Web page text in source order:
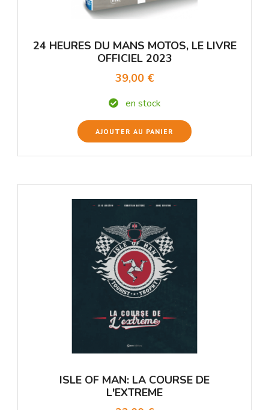
24 HEURES DU MANS MOTOS, LE LIVRE
OFFICIEL 2023
39,00 €
en stock
AJOUTER AU PANIER
ISLE OF MAN: LA COURSE DE
L'EXTREME